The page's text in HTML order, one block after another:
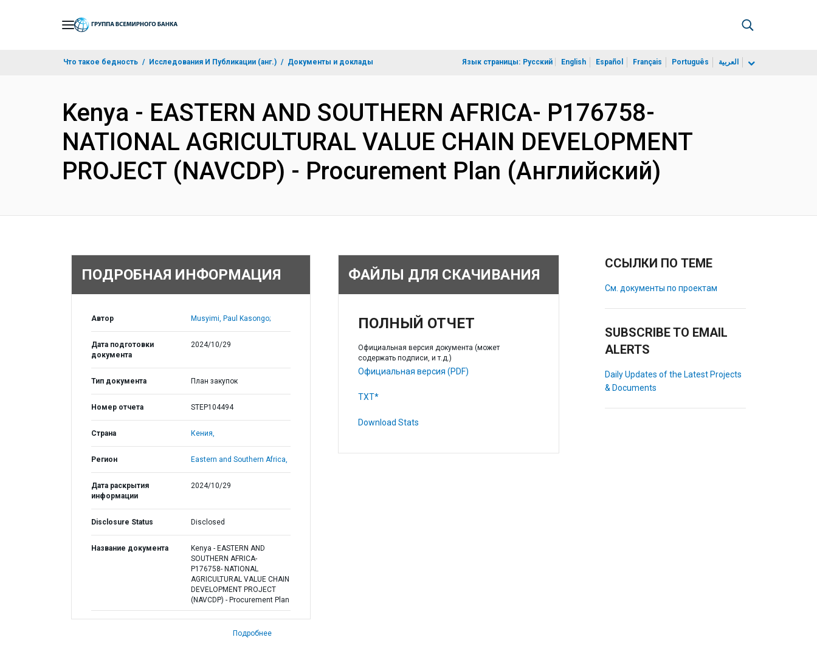
Что такое бедность Исследования И Публикации (анг.) Документы и доклады Язык страницы: Русский English Español Français Português العربية
Kenya - EASTERN AND SOUTHERN AFRICA- P176758-
NATIONAL AGRICULTURAL VALUE CHAIN DEVELOPMENT
PROJECT (NAVCDP) - Procurement Plan (Английский)
ПОДРОБНАЯ ИНФОРМАЦИЯ
Автор Musyimi, Paul Kasongo;
Дата подготовки
документа
2024/10/29
Тип документа План закупок
Номер отчета STEP104494
Страна Кения,
Регион Eastern and Southern Africa,
Дата раскрытия
информации
2024/10/29
Disclosure Status Disclosed
Название документа
Kenya - EASTERN AND
SOUTHERN AFRICA-
P176758- NATIONAL
AGRICULTURAL VALUE CHAIN
DEVELOPMENT PROJECT
(NAVCDP) - Procurement Plan
Подробнее
ФАЙЛЫ ДЛЯ СКАЧИВАНИЯ
ПОЛНЫЙ ОТЧЕТ
Официальная версия документа (может
содержать подписи, и т.д.)
Официальная версия (PDF)
TXT*
Download Stats
ССЫЛКИ ПО ТЕМЕ
См. документы по проектам
SUBSCRIBE TO EMAIL
ALERTS
Daily Updates of the Latest Projects
& Documents